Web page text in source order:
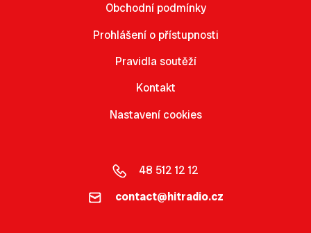
Obchodní podmínky
Prohlášení o přístupnosti
Pravidla soutěží
Kontakt
Nastavení cookies
48 512 12 12
contact@hitradio.cz